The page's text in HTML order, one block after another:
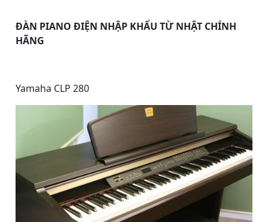
ĐÀN PIANO ĐIỆN NHẬP KHẨU TỪ NHẬT CHÍNH
HÃNG
Yamaha CLP 280